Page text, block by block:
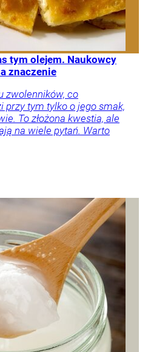
tym olejem. Naukowcy
znaczenie
zwolenników, co
przy tym tylko o jego smak,
To złożona kwestia, ale
na wiele pytań. Warto